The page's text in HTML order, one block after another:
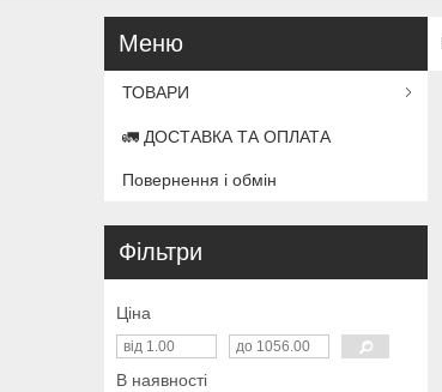
ТОВАРИ
🚛 ДОСТАВКА ТА ОПЛАТА
Повернення і обмін
Фільтри
Ціна
В наявності